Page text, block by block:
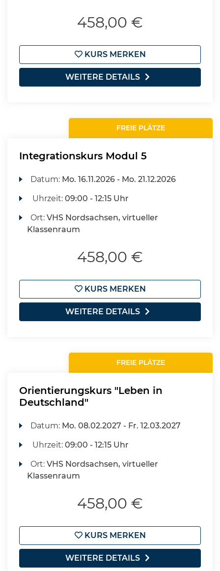
458,00 €
KURS MERKEN
WEITERE DETAILS
FREIE PLÄTZE
Integrationskurs Modul 5
Datum: Mo. 16.11.2026 - Mo. 21.12.2026
Uhrzeit:09:00 - 12:15 Uhr
Ort:VHS Nordsachsen, virtueller
Klassenraum
458,00 €
KURS MERKEN
WEITERE DETAILS
FREIE PLÄTZE
Orientierungskurs "Leben in
Deutschland"
Datum: Mo. 08.02.2027 - Fr. 12.03.2027
Uhrzeit:09:00 - 12:15 Uhr
Ort:VHS Nordsachsen, virtueller
Klassenraum
458,00 €
KURS MERKEN
WEITERE DETAILS